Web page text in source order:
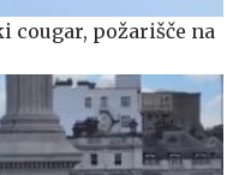
cougar, požarišče na